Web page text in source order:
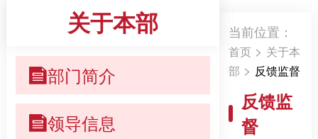
关于本部
部门简介
领导信息
反馈监
督
当前位置：
首页 > 关于本
部 > 反馈监督